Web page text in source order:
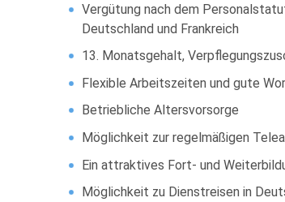
Vergütung nach dem
Deutschland und Frankreich
13. Monatsgehalt,
Flexible Arbeitszeiten und gute
Betriebliche Altersvorsorge
Möglichkeit zur regelmäßigen
Ein attraktives Fort- und
Möglichkeit zu Dienstreisen in